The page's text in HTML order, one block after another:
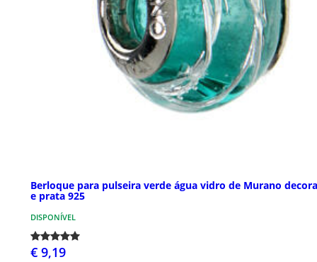
Berloque para pulseira verde água vidro de Murano
e prata 925
DISPONÍVEL
€ 9,19